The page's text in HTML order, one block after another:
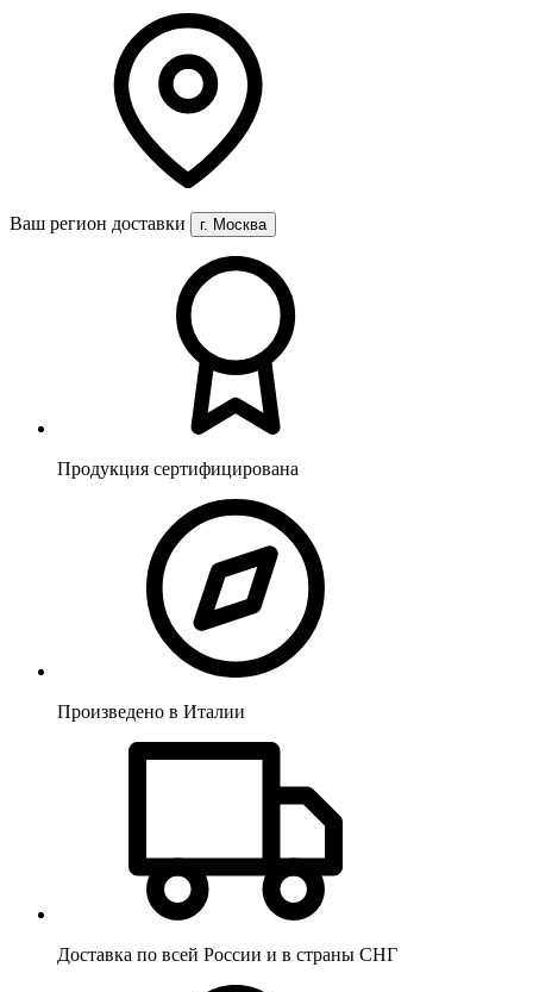
Ваш регион доставки г. Москва
Продукция сертифицирована
Произведено в Италии
Доставка по всей России и в страны СНГ